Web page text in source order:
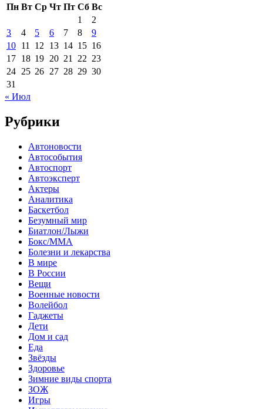
Пн Вт Ср Чт Пт Сб Вс
1
2
3
4 5 6 7 8
9
10 11 12 13 14 15 16
17 18 19 20 21 22 23
24 25 26 27 28 29 30
31
« Июл
Рубрики
Автоновости
Автособытия
Автоспорт
Автоэксперт
Актеры
Аналитика
Баскетбол
Безумный мир
Биатлон/Лыжи
Бокс/MMA
Болезни и лекарства
В мире
В России
Вещи
Военные новости
Волейбол
Гаджеты
Дети
Дом и сад
Еда
Звёзды
Здоровье
Зимние виды спорта
ЗОЖ
Игры